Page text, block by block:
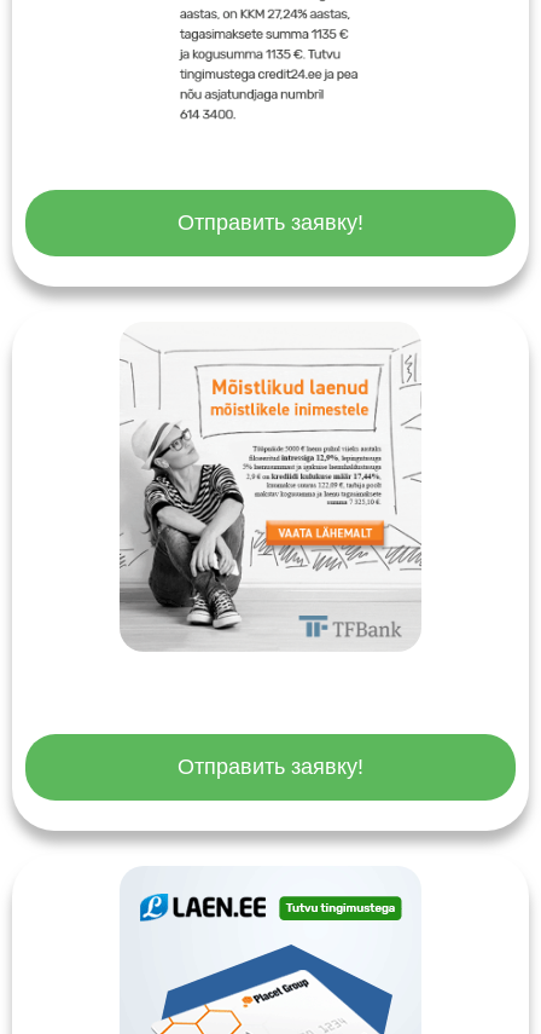
Отправить заявку!
Отправить заявку!